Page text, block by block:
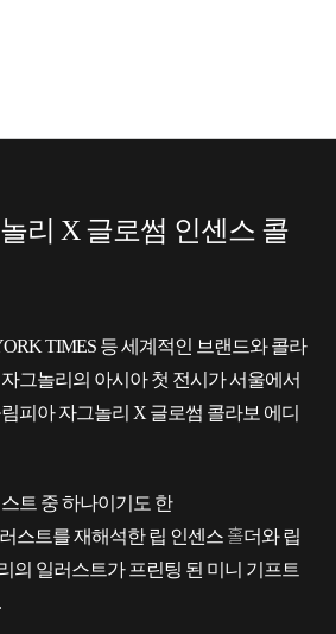
리 X 글로썸 인센스 콜
TIMES 등 세계적인 브랜드와 콜라
그놀리의 아시아 첫 전시가 서울에서
피아 자그놀리 X 글로썸 콜라보 에디
트 중 하나이기도 한
러스트를 재해석한 립 인센스 홀더와 립
의 일러스트가 프린팅 된 미니 기프트